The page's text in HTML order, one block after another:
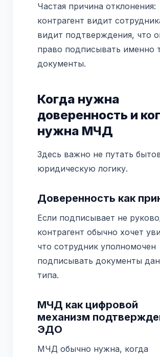
Частая причина отклонения:
контрагент видит
видит подтверждения, что
право подписывать именно
документы.
Когда нужна
доверенность и
нужна МЧД
Здесь важно не путать
юридическую логику.
Доверенность как
Если подписывает не
контрагент обычно хочет
что сотрудник уполномочен
подписывать документы
типа.
МЧД как цифровой
механизм
ЭДО
МЧД обычно нужна, когда